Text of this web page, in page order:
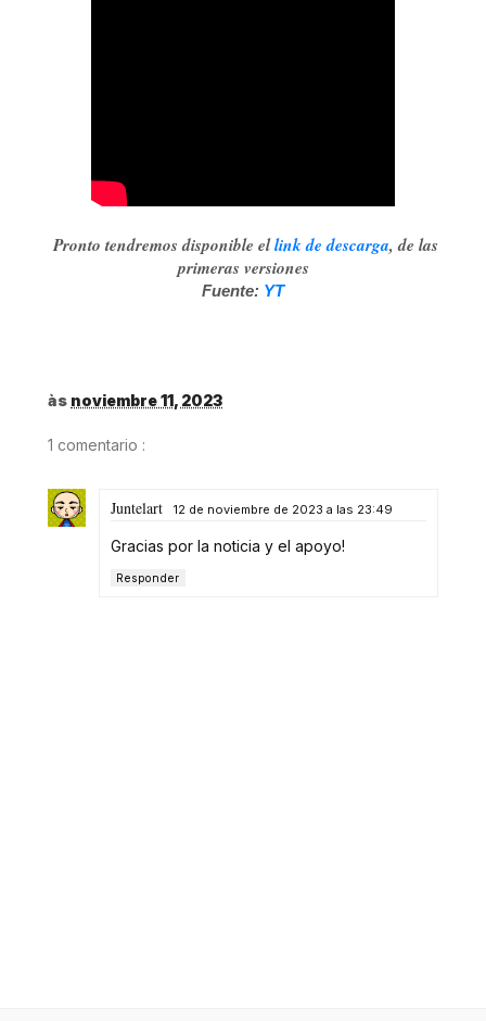
Pronto tendremos disponible ellink de descarga, de las
primeras versiones
Fuente: YT
às noviembre 11, 2023
1 comentario :
Juntelart 12 de noviembre de 2023 a las 23:49
Gracias por la noticia y el apoyo!
Responder